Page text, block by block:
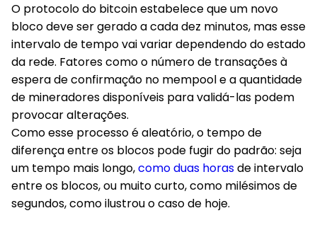
O protocolo do bitcoin estabelece que um novo
bloco deve ser gerado a cada dez minutos, mas esse
intervalo de tempo vai variar dependendo do estado
da rede. Fatores como o número de transações à
espera de confirmação no mempool e a quantidade
de mineradores disponíveis para validá-las podem
provocar alterações.
Como esse processo é aleatório, o tempo de
diferença entre os blocos pode fugir do padrão: seja
um tempo mais longo,como duas horasde intervalo
entre os blocos, ou muito curto, como milésimos de
segundos, como ilustrou o caso de hoje.